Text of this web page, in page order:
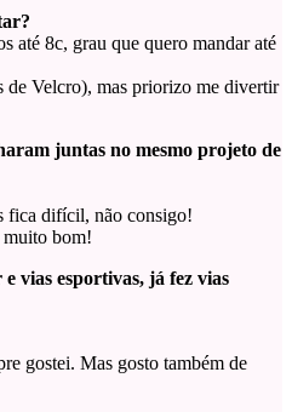
até 8c, grau que quero mandar até
de Velcro), mas priorizo me divertir
juntas no mesmo projeto de
fica difícil, não consigo!
muito bom!
vias esportivas, já fez vias
gostei. Mas gosto também de